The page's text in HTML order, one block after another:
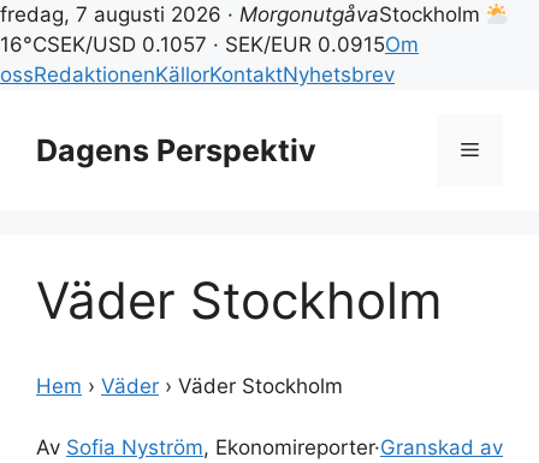
fredag, 7 augusti 2026 · MorgonutgåvaStockholm
16°CSEK/USD 0.1057 · SEK/EUR 0.0915Om
ossRedaktionenKällorKontaktNyhetsbrev
innehållDagens Perspektiv Meny
Väder Stockholm
Hem › Väder › Väder Stockholm
Av Sofia Nyström, Ekonomireporter·Granskad av